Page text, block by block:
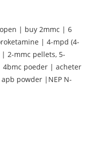
| buy 2mmc | 6
| 4-mpd (4-
2-mmc pellets, 5-
poeder | acheter
powder |NEP N-